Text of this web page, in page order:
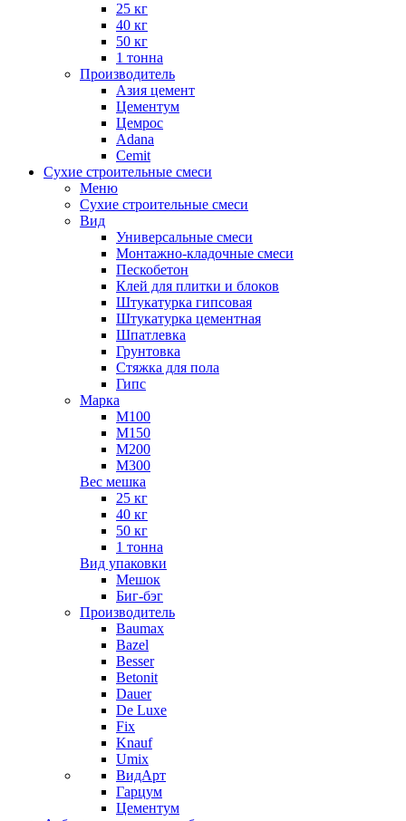
25 кг
40 кг
50 кг
1 тонна
Производитель
Азия цемент
Цементум
Цемрос
Adana
Cemit
Сухие строительные смеси
Меню
Сухие строительные смеси
Вид
Универсальные смеси
Монтажно-кладочные смеси
Пескобетон
Клей для плитки и блоков
Штукатурка гипсовая
Штукатурка цементная
Шпатлевка
Грунтовка
Стяжка для пола
Гипс
Марка
М100
М150
М200
М300
Вес мешка
25 кг
40 кг
50 кг
1 тонна
Вид упаковки
Мешок
Биг-бэг
Производитель
Baumax
Bazel
Besser
Betonit
Dauer
De Luxe
Fix
Knauf
Umix
ВидАрт
Гарцум
Цементум